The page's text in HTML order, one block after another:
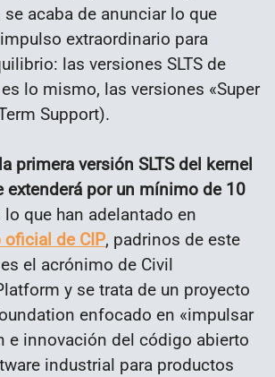
acaba de anunciar lo que
extraordinario para
las versiones SLTS de
lo mismo, las versiones «Super
Support).
primera versión SLTS del kernel
extenderá por un mínimo de 10
lo que han adelantado en
de CIP, padrinos de este
el acrónimo de Civil
y se trata de un proyecto
enfocado en «impulsar
e innovación del código abierto
industrial para productos